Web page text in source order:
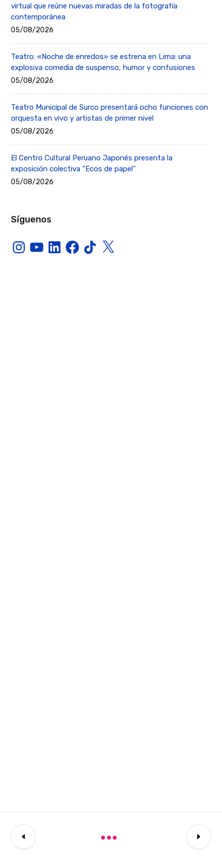
virtual que reúne nuevas miradas de la fotografía
contemporánea
05/08/2026
Teatro: «Noche de enredos» se estrena en Lima: una
explosiva comedia de suspenso, humor y confusiones
05/08/2026
Teatro Municipal de Surco presentará ocho funciones con
orquesta en vivo y artistas de primer nivel
05/08/2026
El Centro Cultural Peruano Japonés presenta la
exposición colectiva “Ecos de papel”
05/08/2026
Síguenos
InstagramYouTubeLinkedInFacebook
TikTokX